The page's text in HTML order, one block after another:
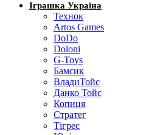
Іграшка Україна
Технок
Artos Games
DoDo
Doloni
G-Toys
Бамсик
ВладиТойс
Данко Тойс
Копиця
Стратег
Тігрес